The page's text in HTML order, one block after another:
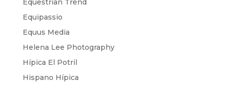
Equestrian Trend
Equipassio
Equus Media
Helena Lee Photography
Hípica El Potril
Hispano Hípica